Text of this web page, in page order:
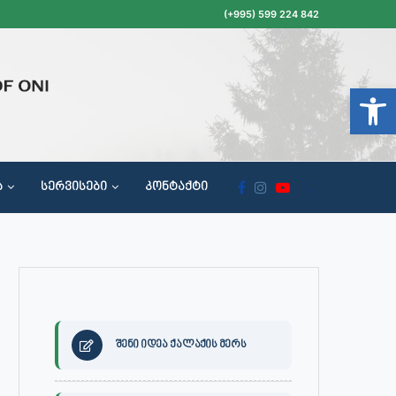
(+995) 599 224 842
ᲡᲔᲠᲕᲘᲡᲔᲑᲘ ᲙᲝᲜᲢᲐᲥᲢᲘ
შენი იდეა ქალაქის მერს